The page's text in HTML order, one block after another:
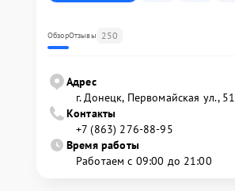
ОбзорОтзывы 250
Адрес
г. Донецк, Первомайская ул., 51
Контакты
+7 (863) 276-88-95
Время работы
Работаем с 09:00 до 21:00